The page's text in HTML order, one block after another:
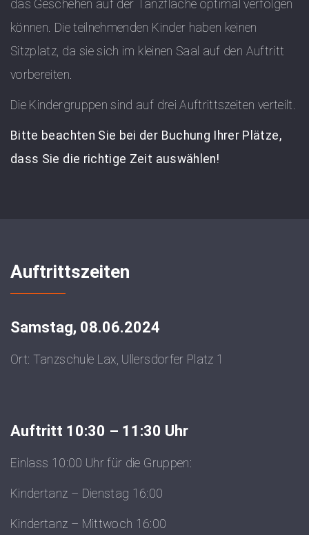
das Geschehen auf der Tanzfläche optimal verfolgen
können. Die teilnehmenden Kinder haben keinen
Sitzplatz, da sie sich im kleinen Saal auf den Auftritt
vorbereiten.
Die Kindergruppen sind auf drei Auftrittszeiten verteilt.
Bitte beachten Sie bei der Buchung Ihrer Plätze,
dass Sie die richtige Zeit auswählen!
Auftrittszeiten
Samstag, 08.06.2024
Ort: Tanzschule Lax, Ullersdorfer Platz 1
Auftritt 10:30 – 11:30 Uhr
Einlass 10:00 Uhr für die Gruppen:
Kindertanz – Dienstag 16:00
Kindertanz – Mittwoch 16:00